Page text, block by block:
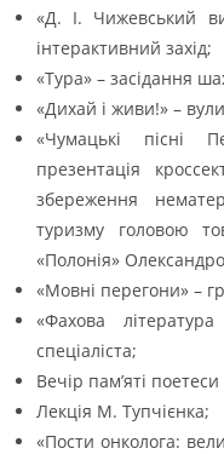
«Д. І. Чижевський
інтерактивний захід;
«Тура» – засідання
«Дихай і живи!» –
«Чумацькі пісні
презентація
збереження
туризму головою
«Полонія»
«Мовні перегони» –
«Фахова
спеціаліста;
Вечір пам’яті
Лекція М. Тупчієнка;
«Пости онколога: